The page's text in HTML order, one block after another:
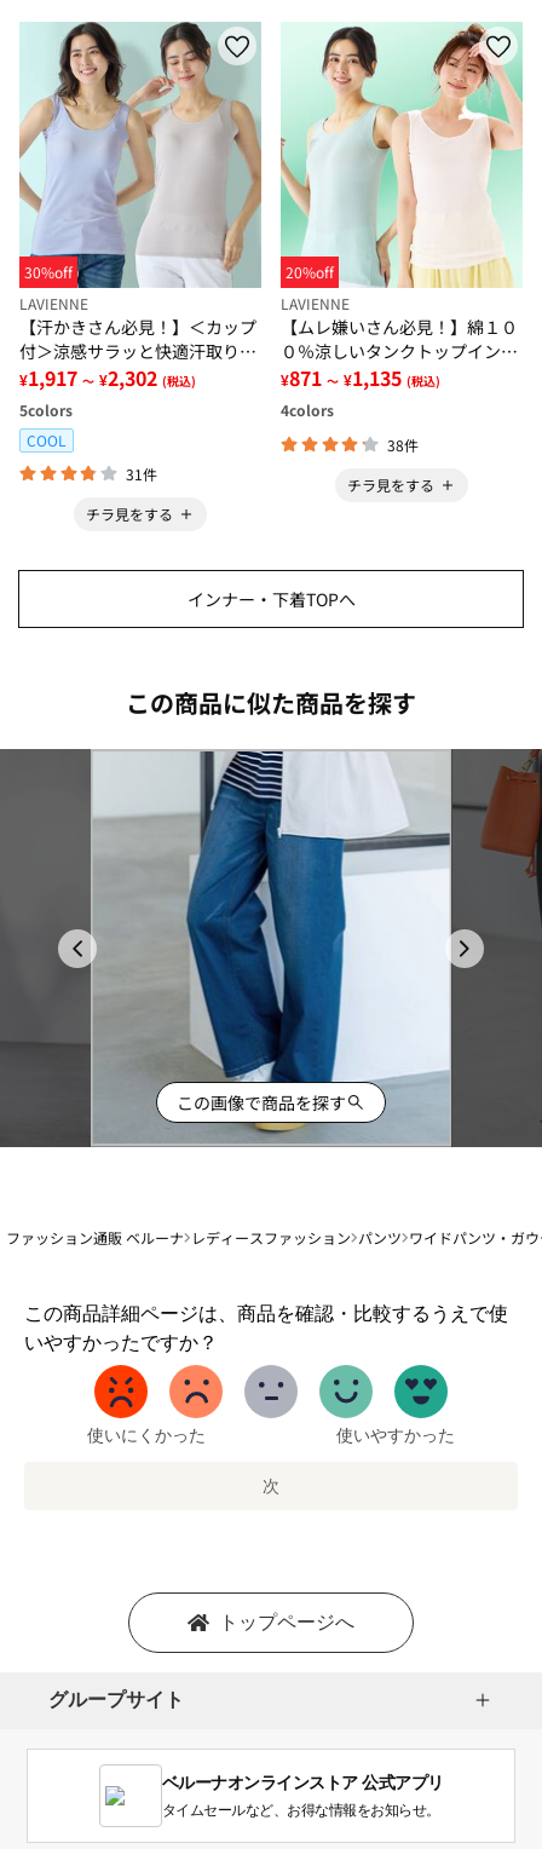
30%off
LAVIENNE
【汗かきさん必見！】＜カップ
付＞涼感サラッと快適汗取りタ
ンクトップインナー＜さらりラ
ボ＞
¥1,917 ～ ¥2,302 (税込)
5colors
COOL
31件
チラ見をする
20%off
LAVIENNE
【ムレ嫌いさん必見！】綿１０
０％涼しいタンクトップインナ
ー＜さらりラボ＞
¥871 ～ ¥1,135 (税込)
4colors
38件
チラ見をする
インナー・下着TOPへ
この商品に似た商品を探す
この画像で商品を探す
ファッション通販 ベルーナ レディースファッション パンツ ワイドパンツ・ガ
この商品詳細ページは、商品を確認・比較するうえで使
いやすかったですか？
1
か
い
使いにくかった 使いやすかった
次
トップページへ
グループサイト
ベルーナオンラインストア 公式アプリ
タイムセールなど、お得な情報をお知らせ。